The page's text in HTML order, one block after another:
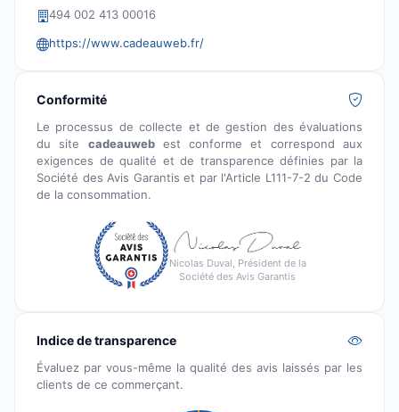
494 002 413 00016
https://www.cadeauweb.fr/
Conformité
Le processus de collecte et de gestion des évaluations
du site cadeauwebest conforme et correspond aux
exigences de qualité et de transparence définies par la
Société des Avis Garantis et par l'Article L111-7-2 du Code
de la consommation.
Nicolas Duval, Président de la
Société des Avis Garantis
Indice de transparence
Évaluez par vous-même la qualité des avis laissés par les
clients de ce commerçant.